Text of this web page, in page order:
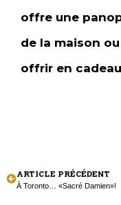
offre une
de la maison
offrir en
ARTICLE PRÉCÉDENT
À Toronto… «Sacré Damien»!